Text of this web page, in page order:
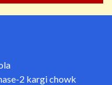
2 kargi chowk